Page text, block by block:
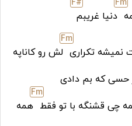
Fm
دنیا غریبم
F#
نمیشه تکراری
Fm
لش رو کاناپه
حسی که بم دادی
چی قشنگه با تو فقط
Fm
همه